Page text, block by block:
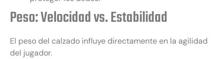
Peso: Velocidad vs. Estabilidad
El peso del calzado influye directamente en la agilidad
del jugador.